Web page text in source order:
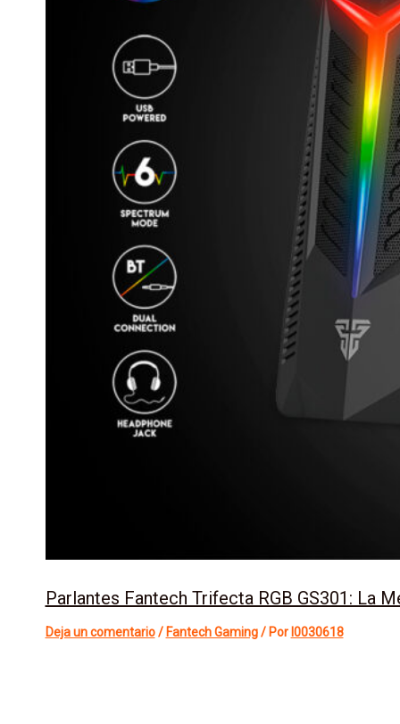
Parlantes Fantech Trifecta RGB GS301: La
Deja un comentario / Fantech Gaming/ Por l0030618